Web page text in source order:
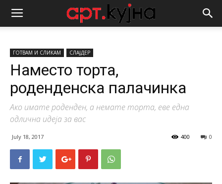
ГОТВАМ И СЛИКАМ СЛАЈДЕР
Наместо торта,
роденденска палачинка
Ако имате роденден, а немате торта, еве една
одлична идеја за вас
July 18, 2017 0
400